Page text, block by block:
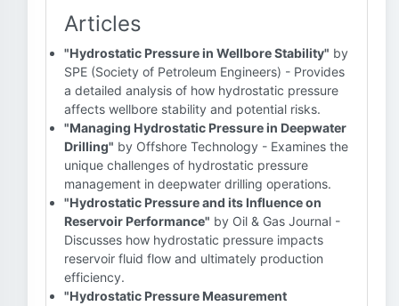
Articles
"Hydrostatic Pressure in Wellbore Stability" by
SPE (Society of Petroleum Engineers) - Provides
a detailed analysis of how hydrostatic pressure
affects wellbore stability and potential risks.
"Managing Hydrostatic Pressure in Deepwater
Drilling" by Offshore Technology - Examines the
unique challenges of hydrostatic pressure
management in deepwater drilling operations.
"Hydrostatic Pressure and its Influence on
Reservoir Performance" by Oil & Gas Journal -
Discusses how hydrostatic pressure impacts
reservoir fluid flow and ultimately production
efficiency.
"Hydrostatic Pressure Measurement